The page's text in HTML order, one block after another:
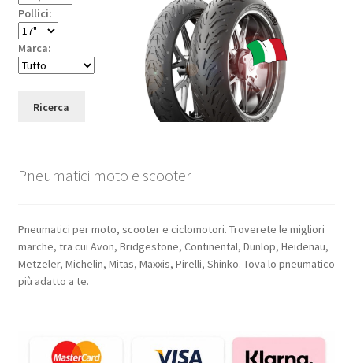
Pollici:
Marca:
Ricerca
Pneumatici moto e scooter
Pneumatici per moto, scooter e ciclomotori. Troverete le migliori
marche, tra cui Avon, Bridgestone, Continental, Dunlop, Heidenau,
Metzeler, Michelin, Mitas, Maxxis, Pirelli, Shinko. Tova lo pneumatico
più adatto a te.